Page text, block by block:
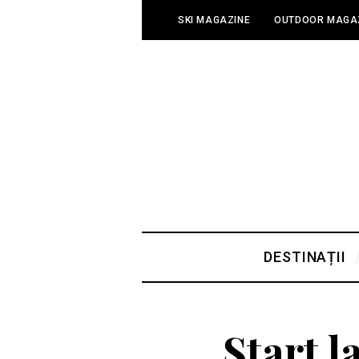
SKI MAGAZINE OUTDOOR
DESTINAȚII